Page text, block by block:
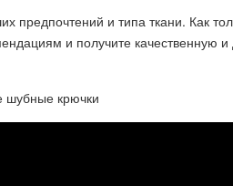
предпочтений и типа ткани. Как
и получите качественную
шубные крючки